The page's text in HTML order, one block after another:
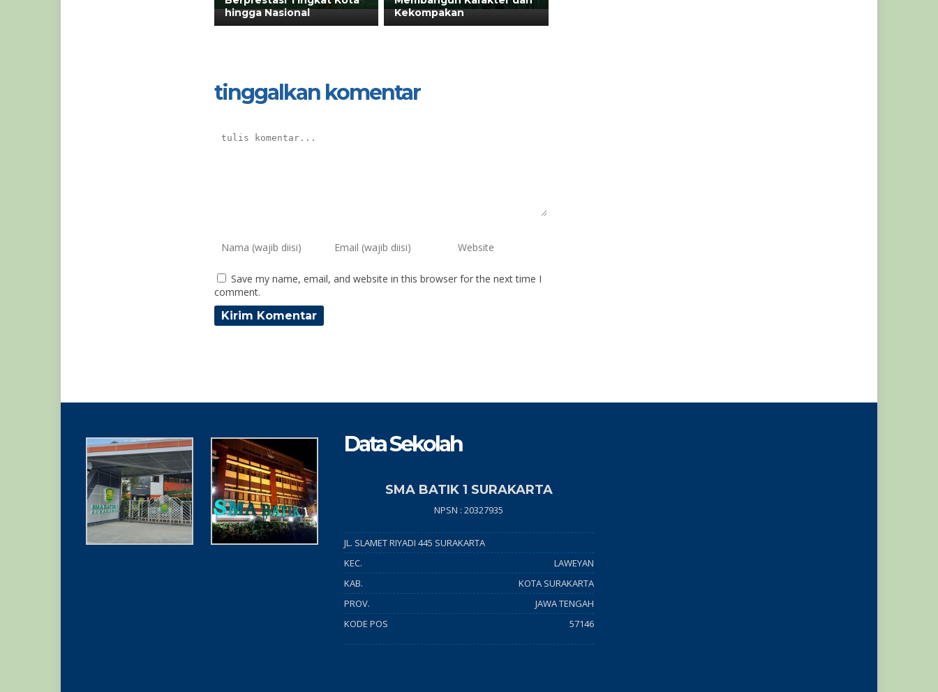
hingga Nasional
Kekompakan
tinggalkan komentar
Save my name, email, and website in this browser for the next time I
comment.
Data Sekolah
SMA BATIK 1 SURAKARTA
NPSN : 20327935
JL. SLAMET RIYADI 445 SURAKARTA
KEC.
LAWEYAN
KAB.
KOTA SURAKARTA
PROV.
JAWA TENGAH
KODE POS
57146